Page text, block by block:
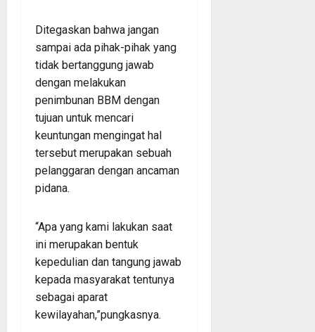
Ditegaskan bahwa jangan
sampai ada pihak-pihak yang
tidak bertanggung jawab
dengan melakukan
penimbunan BBM dengan
tujuan untuk mencari
keuntungan mengingat hal
tersebut merupakan sebuah
pelanggaran dengan ancaman
pidana.
“Apa yang kami lakukan saat
ini merupakan bentuk
kepedulian dan tangung jawab
kepada masyarakat tentunya
sebagai aparat
kewilayahan,”pungkasnya.